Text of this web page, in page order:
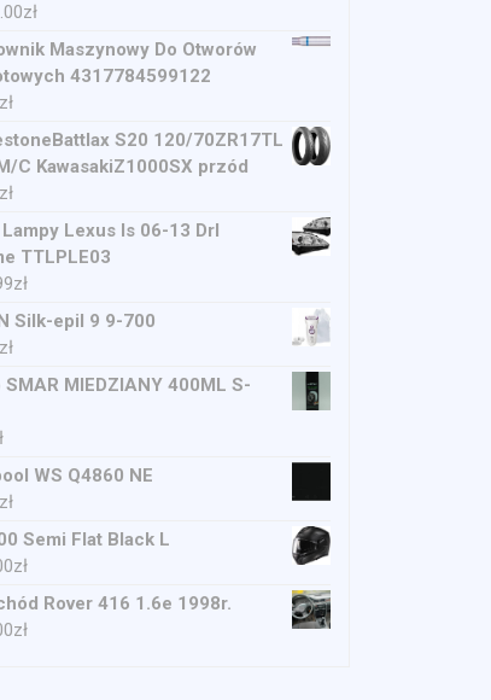
zł
Maszynowy Do Otworów
4317784599122
zł
S20 120/70ZR17TL
C KawasakiZ1000SX przód
zł
Lexus Is 06-13 Drl
TTLPLE03
zł
Silk-epil 9 9-700
zł
MIEDZIANY 400ML S-
WS Q4860 NE
zł
Semi Flat Black L
zł
Rover 416 1.6e 1998r.
zł